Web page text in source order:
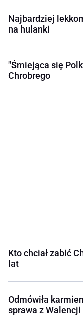
Najbardziej
na hulanki
"Śmiejąca się
Chrobrego
Kto chciał zabić
lat
Odmówiła
sprawa z Walencji